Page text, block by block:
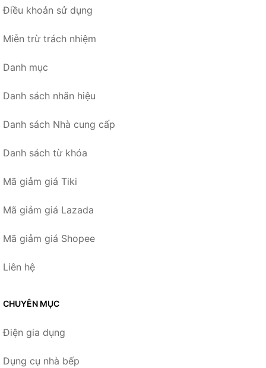
Điều khoản sử dụng
Miễn trừ trách nhiệm
Danh mục
Danh sách nhãn hiệu
Danh sách Nhà cung cấp
Danh sách từ khóa
Mã giảm giá Tiki
Mã giảm giá Lazada
Mã giảm giá Shopee
Liên hệ
CHUYÊN MỤC
Điện gia dụng
Dụng cụ nhà bếp